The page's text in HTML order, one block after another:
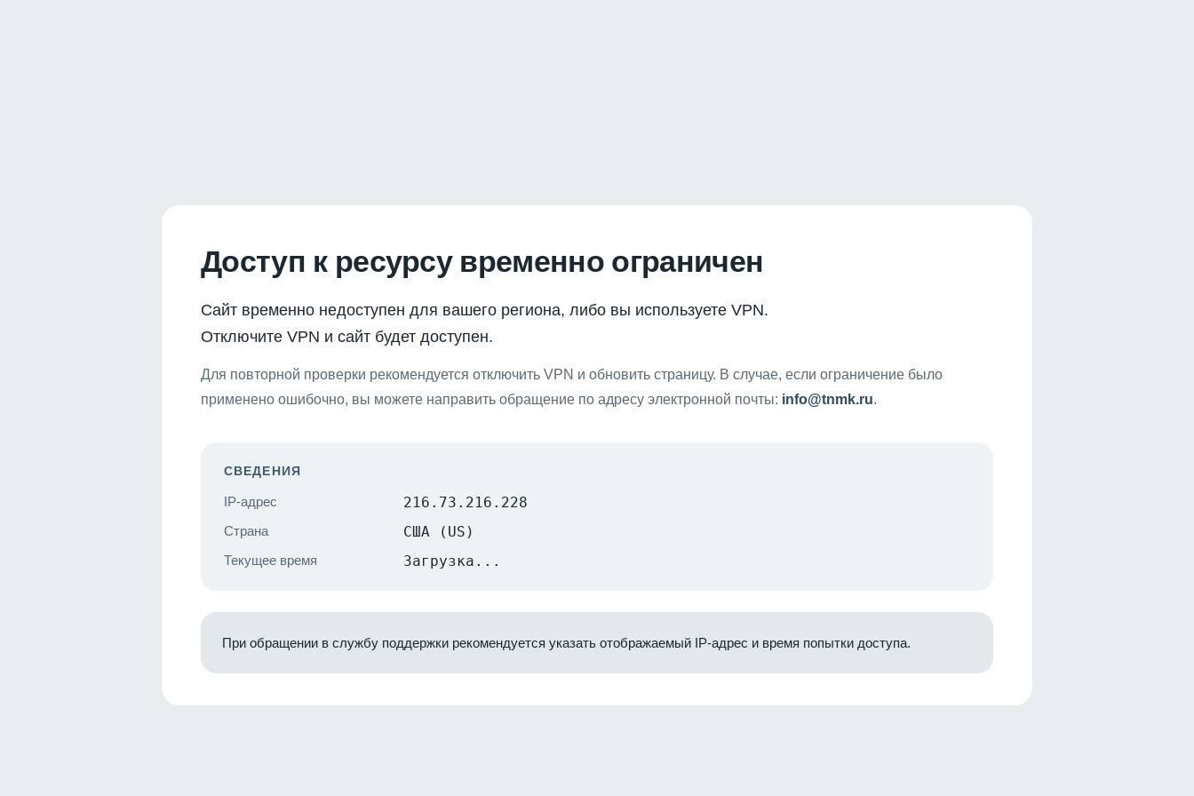
Доступ к ресурсу временно ограничен
Сайт временно недоступен для вашего региона, либо вы используете VPN.
Отключите VPN и сайт будет доступен.
Для повторной проверки рекомендуется отключить VPN и обновить страницу. В случае, если ограничение было
применено ошибочно, вы можете направить обращение по адресу электронной почты: info@tnmk.ru.
СВЕДЕНИЯ
IP-адрес 216.73.216.228
Страна США (US)
Текущее время Загрузка...
При обращении в службу поддержки рекомендуется указать отображаемый IP-адрес и время попытки доступа.